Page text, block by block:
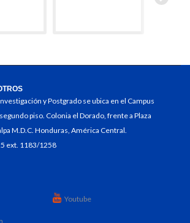
y Postgrado se ubica en el Campus
piso. Colonia el Dorado, frente a Plaza
M.D.C. Honduras, América Central.
ext. 1183/1258
Youtube